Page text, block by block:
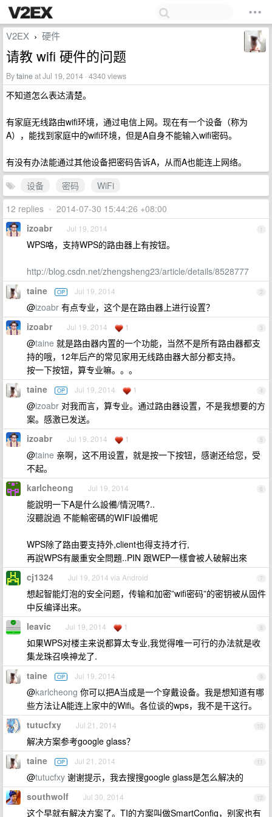
V2EX › 硬件
请教 wifi 硬件的问题
Bytaineat Jul 19, 2014 · 4340 views
不知道怎么表达清楚。
有家庭无线路由wifi环境，通过电信上网。现在有一个设备（称为
A），能找到家庭中的wifi环境，但是A自身不能输入wifi密码。
有没有办法能通过其他设备把密码告诉A，从而A也能连上网络。
设备
密码
WiFi
12 replies • 2014-07-30 15:44:26 +08:00
1
izoabr Jul 19, 2014
WPS咯，支持WPS的路由器上有按钮。
http://blog.csdn.net/zhengsheng23/article/details/8528777
2
taine OP Jul 19, 2014
@izoabr 有点专业，这个是在路由器上进行设置？
3
izoabr Jul 19, 2014 1
@taine 就是路由器内置的一个功能，当然不是所有路由器都支
持的哦，12年后产的常见家用无线路由器大部分都支持。
按一下按钮，算专业嘛。。。
4
taine OP Jul 19, 2014 1
@izoabr 对我而言，算专业。通过路由器设置，不是我想要的方
案。感激已发送。
5
izoabr Jul 19, 2014 1
@taine 亲啊，这不用设置，就是按一下按钮，感谢还给您，受
不起。
6
karlcheong Jul 19, 2014
能說明一下A是什么設備/情況嗎?..
沒聽說過 不能輸密碼的WIFI設備呢
WPS除了路由要支持外,client也得支持才行,
再說WPS有嚴重安全問題..PIN 跟WEP一樣會被人破解出來
7
cj1324 Jul 19, 2014 via Android
想起智能灯泡的安全问题，传输和加密”wifi密码”的密钥被从固件
中反编译出来。
8
leavic Jul 19, 2014 1
如果WPS对楼主来说都算太专业,我觉得唯一可行的办法就是收
集龙珠召唤神龙了.
9
taine OP Jul 19, 2014
@karlcheong 你可以把A当成是一个穿戴设备。我是想知道有哪
些方法让A能连上家中的Wifi。各位谈的wps，我不是干这行。
10
tutucfxy Jul 21, 2014
解决方案参考google glass？
11
taine OP Jul 21, 2014
@tutucfxy 谢谢提示，我去搜搜google glass是怎么解决的
12
southwolf Jul 30, 2014
这个早就有解决方案了。TI的方案叫做SmartConfig，别家也有